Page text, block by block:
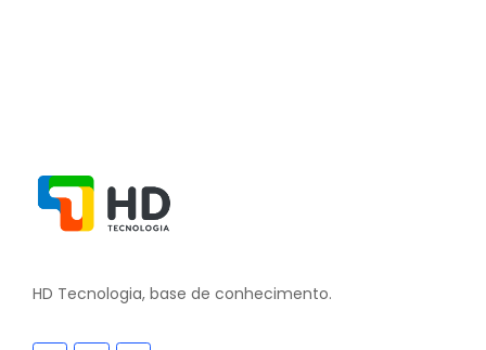
HD Tecnologia, base de conhecimento.